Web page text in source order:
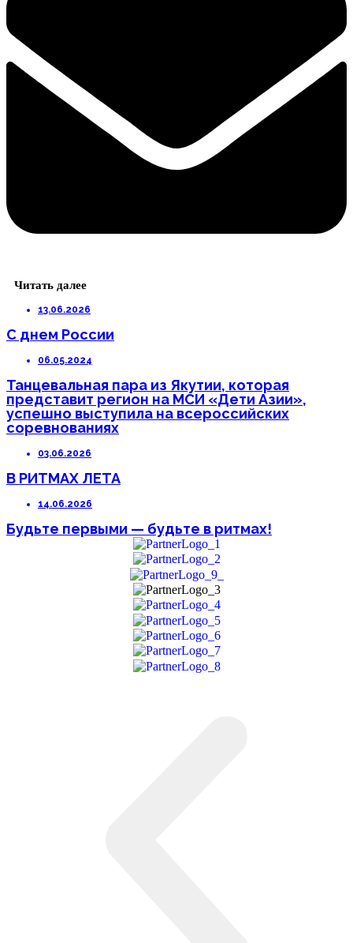
Читать далее
13.06.2026
С днем России
06.05.2024
Танцевальная пара из Якутии, которая
представит регион на МСИ «Дети Азии»,
успешно выступила на всероссийских
соревнованиях
03.06.2026
В РИТМАХ ЛЕТА
14.06.2026
Будьте первыми — будьте в ритмах!